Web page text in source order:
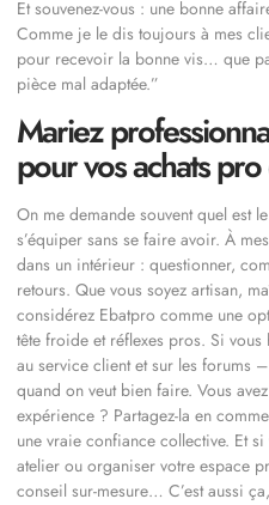
Et souvenez-vous : une bonne
Comme je le dis toujours à mes
pour recevoir la bonne vis… que
pièce mal adaptée.”
Mariez
pour vos achats
On me demande souvent quel est
s’équiper sans se faire avoir. À
dans un intérieur : questionner,
retours. Que vous soyez artisan,
considérez Ebatpro comme une
tête froide et réflexes pros. Si
au service client et sur les forums
quand on veut bien faire. Vous
expérience ? Partagez-la en
une vraie confiance collective. Et
atelier ou organiser votre espace
conseil sur-mesure… C’est aussi